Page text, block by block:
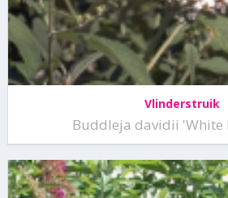
Vlinderstruik
Buddleja davidii 'White